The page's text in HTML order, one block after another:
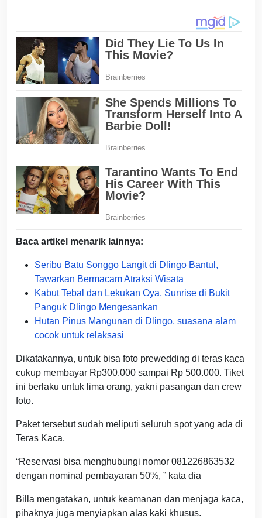
Baca artikel menarik lainnya:
Seribu Batu Songgo Langit di Dlingo Bantul,
Tawarkan Bermacam Atraksi Wisata
Kabut Tebal dan Lekukan Oya, Sunrise di Bukit
Panguk Dlingo Mengesankan
Hutan Pinus Mangunan di Dlingo, suasana alam
cocok untuk relaksasi
Dikatakannya, untuk bisa foto prewedding di teras kaca
cukup membayar Rp300.000 sampai Rp 500.000. Tiket
ini berlaku untuk lima orang, yakni pasangan dan crew
foto.
Paket tersebut sudah meliputi seluruh spot yang ada di
Teras Kaca.
“Reservasi bisa menghubungi nomor 081226863532
dengan nominal pembayaran 50%, ” kata dia
Billa mengatakan, untuk keamanan dan menjaga kaca,
pihaknya juga menyiapkan alas kaki khusus.